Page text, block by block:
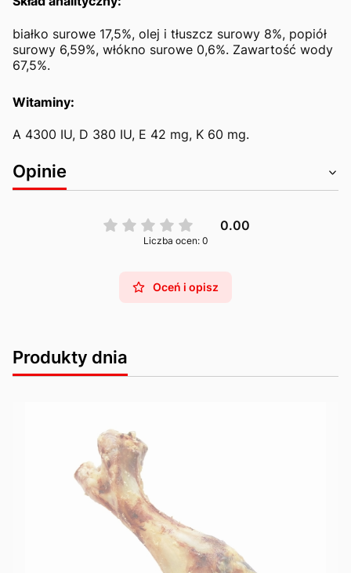
białko surowe 17,5%, olej i tłuszcz surowy 8%, popiół
surowy 6,59%, włókno surowe 0,6%. Zawartość wody
67,5%.
Witaminy:
A 4300 IU, D 380 IU, E 42 mg, K 60 mg.
Opinie
0.00
Liczba ocen: 0
Oceń i opisz
Produkty dnia